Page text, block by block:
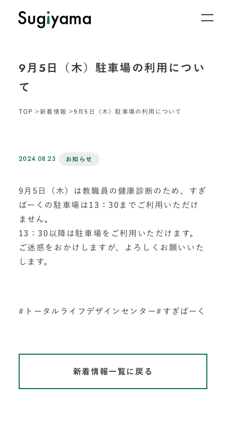
9月5日（木）駐車場の利用につい
て
TOP 新着情報 9月5日（木）駐車場の利用について
2024.08.23 お知らせ
9月5日（木）は教職員の健康診断のため、すぎ
ぱーくの駐車場は13：30までご利用いただけ
ません。
13：30以降は駐車場をご利用いただけます。
ご迷惑をおかけしますが、よろしくお願いいた
します。
トータルライフデザインセンター すぎぱーく
新着情報一覧に戻る